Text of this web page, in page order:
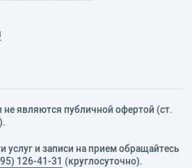
не являются публичной офертой (ст.
услуг и записи на прием обращайтесь
126-41-31 (круглосуточно).